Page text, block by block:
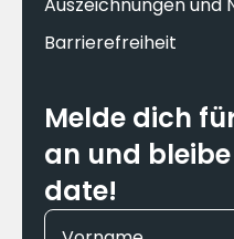
Barrierefreiheit
Melde dich
an und
date!